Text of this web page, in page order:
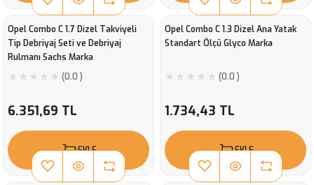
Opel Combo C 1.7 Dizel Takviyeli
Tip Debriyaj Seti ve Debriyaj
Rulmanı Sachs Marka
(0.0 )
6.351,69 TL
EKLE
Opel Combo C 1.3 Dizel Ana Yatak
Standart Ölçü Glyco Marka
(0.0 )
1.734,43 TL
EKLE